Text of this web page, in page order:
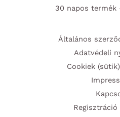
30 napos termék
Általános
Adatvédeli
Cookiek
Regisztráció